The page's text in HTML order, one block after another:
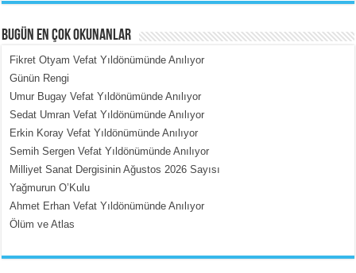
MEHMET ÇOBAN
İçerdeki Put Dışardaki Maskeler...
BUGÜN EN ÇOK OKUNANLAR
Fikret Otyam Vefat Yıldönümünde Anılıyor
Günün Rengi
Umur Bugay Vefat Yıldönümünde Anılıyor
Sedat Umran Vefat Yıldönümünde Anılıyor
Erkin Koray Vefat Yıldönümünde Anılıyor
Semih Sergen Vefat Yıldönümünde Anılıyor
Milliyet Sanat Dergisinin Ağustos 2026 Sayısı
Yağmurun O’Kulu
Ahmet Erhan Vefat Yıldönümünde Anılıyor
Ölüm ve Atlas